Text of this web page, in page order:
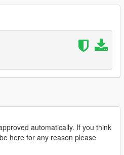
automatically. If you think
here for any reason please